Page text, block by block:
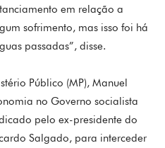
em relação a
sofrimento, mas isso foi há
passadas”, disse.
Público (MP), Manuel
no Governo socialista
pelo ex-presidente do
Salgado, para interceder